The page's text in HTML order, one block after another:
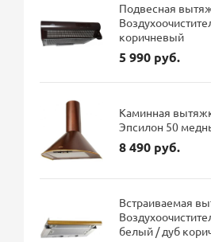
Подвесная
коричневый
5 990 руб.
Каминная
Эпсилон 50
8 490 руб.
Встраиваемая
белый / дуб